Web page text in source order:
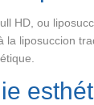
HD, ou
la liposuccion